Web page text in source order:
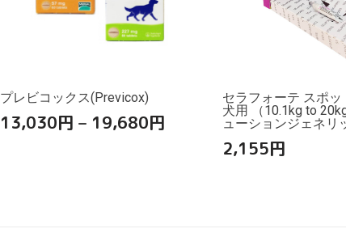
プレビコックス(Previcox)
13,030円 – 19,680円
セラフォーテ スポッ
犬用 （10.1kg to
ューションジェネリ
2,155円